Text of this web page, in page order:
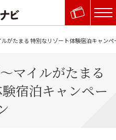
がたまる 特別なリゾート体験宿泊キャンペ
マイルがたまる
宿泊キャンペー